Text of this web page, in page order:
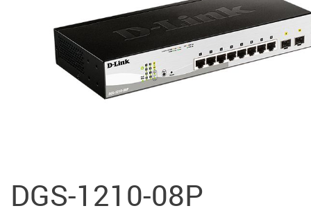
DGS-1210-08P